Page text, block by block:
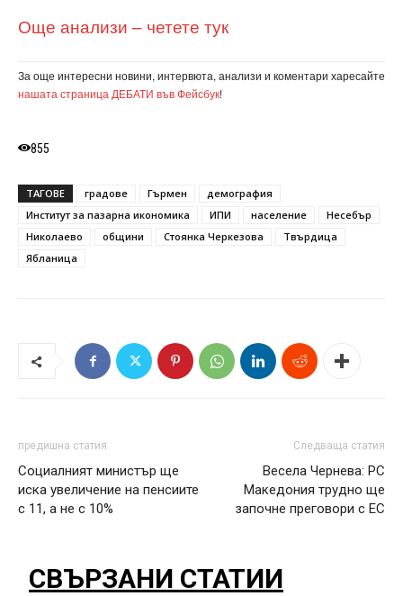
Още анализи – четете тук
За още интересни новини, интервюта, анализи и коментари харесайте
нашата страница ДЕБАТИ във Фейсбук!
855
ТАГОВЕ градове Гърмен
демография
Институт за пазарна икономика
ИПИ население
Несебър
Николаево
общини Стоянка Черкезова
Твърдица
Ябланица
предишна статия
Социалният министър ще
иска увеличение на пенсиите
с 11, а не с 10%
Следваща статия
Весела Чернева: РС
Македония трудно ще
започне преговори с ЕС
СВЪРЗАНИ СТАТИИ